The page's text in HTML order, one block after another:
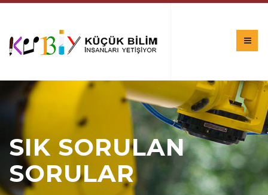
SIK SORULAN
SORULAR